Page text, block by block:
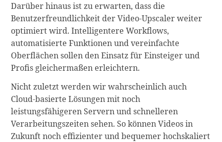
Darüber hinaus ist zu erwarten, dass die
Benutzerfreundlichkeit der Video-Upscaler weiter
optimiert wird. Intelligentere Workflows,
automatisierte Funktionen und vereinfachte
Oberflächen sollen den Einsatz für Einsteiger und
Profis gleichermaßen erleichtern.
Nicht zuletzt werden wir wahrscheinlich auch
Cloud-basierte Lösungen mit noch
leistungsfähigeren Servern und schnelleren
Verarbeitungszeiten sehen. So können Videos in
Zukunft noch effizienter und bequemer hochskaliert